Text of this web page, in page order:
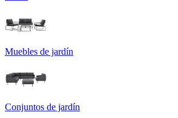
Muebles de jardín
Conjuntos de jardín